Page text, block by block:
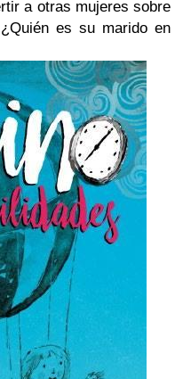
a otras mujeres sobre
es su marido en